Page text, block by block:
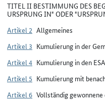
TITEL II BESTIMMUNG DES
URSPRUNG IN" ODER
Artikel 2 Allgemeines
Artikel 3 Kumulierung in der
Artikel 4 Kumulierung in den
Artikel 5 Kumulierung mit
Artikel 6 Vollständig